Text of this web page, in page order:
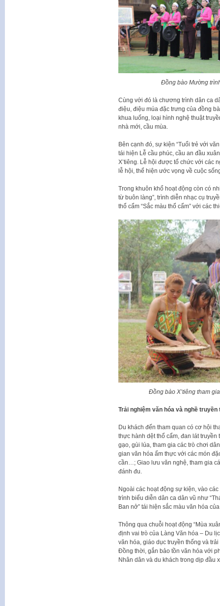
Đồng bào Mường
Cùng với đó là chương trình dân ca
điệu, điệu múa đặc trưng của đồng
khua luống, loại hình nghệ thuật
nhà mới, cầu mùa.
Bên cạnh đó, sự kiện “Tuổi trẻ với
tái hiện Lễ cầu phúc, cầu an đầu
X’tiêng. Lễ hội được tổ chức với các
lễ hội, thể hiện ước vọng về cuộc
Trong khuôn khổ hoạt động còn có
từ buôn làng”, trình diễn nhạc cụ
thổ cẩm “Sắc màu thổ cẩm” với các
Đồng bào X’tiêng tham
Trải nghiệm văn hóa và nghề truyền
Du khách đến tham quan có cơ hội
thực hành dệt thổ cẩm, đan lát truyền
gạo, gùi lúa, tham gia các trò chơi
gian văn hóa ẩm thực với các món
cần…; Giao lưu văn nghệ, tham gia
đánh đu.
Ngoài các hoạt động sự kiện, vào
trình biểu diễn dân ca dân vũ như
Ban nở” tái hiện sắc màu văn hóa
Thông qua chuỗi hoạt động “Mùa
định vai trò của Làng Văn hóa – Du
văn hóa, giáo dục truyền thống và
Đồng thời, gắn bảo tồn văn hóa với
Nhân dân và du khách trong dịp đầu